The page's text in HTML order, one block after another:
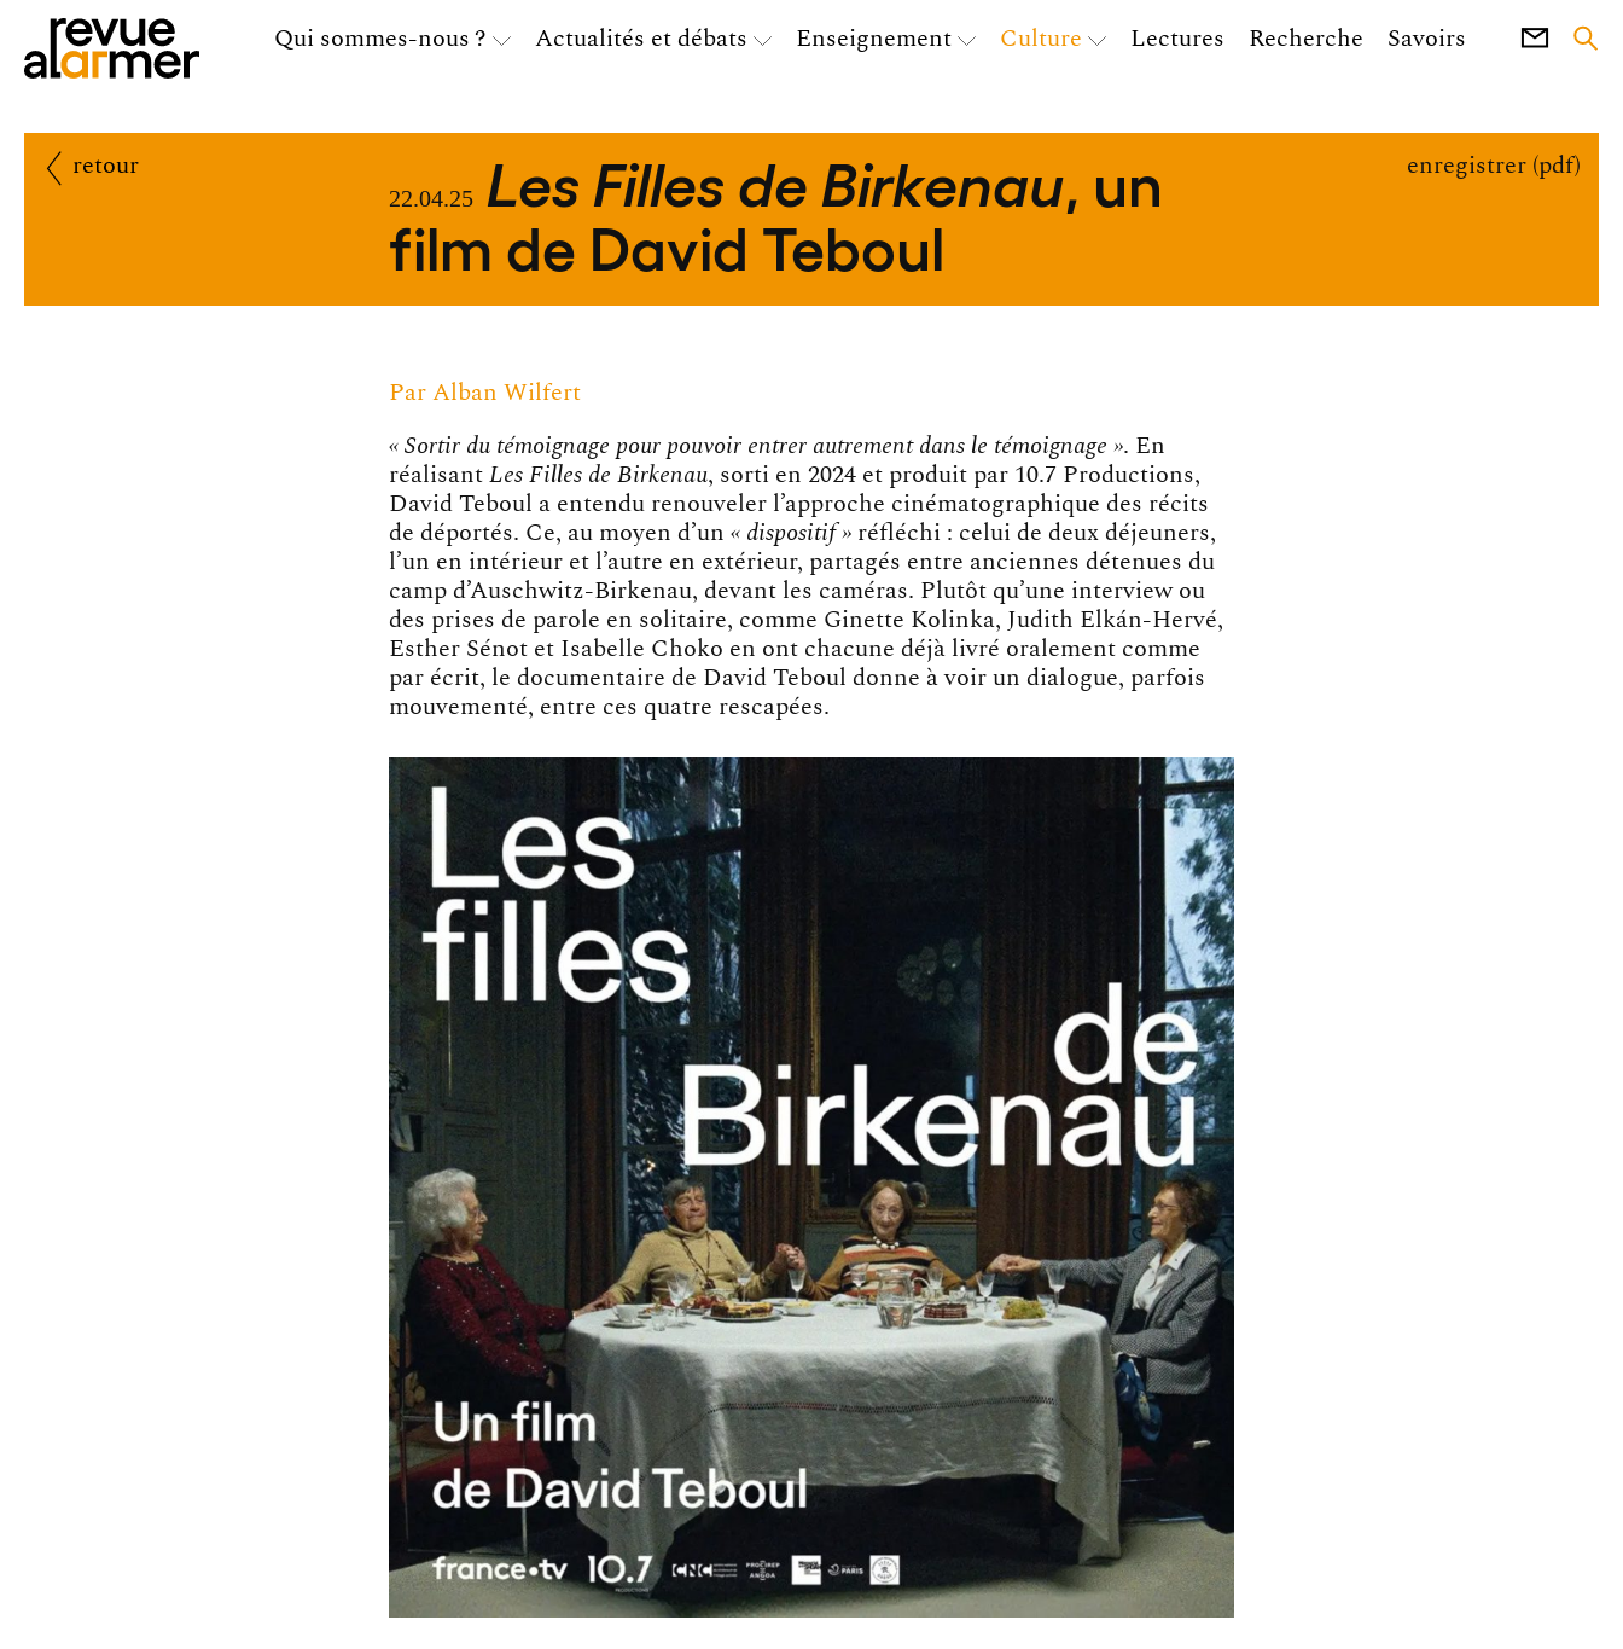
Qui sommes-nous ? Actualités et débats Enseignement Culture Lectures Recherche Savoirs
22.04.25 Les Filles de Birkenau, un
film de David Teboul
Par Alban Wilfert
« Sortir du témoignage pour pouvoir entrer autrement dans le témoignage ». En
réalisant Les Filles de Birkenau, sorti en 2024 et produit par 10.7 Productions,
David Teboul a entendu renouveler l’approche cinématographique des récits
de déportés. Ce, au moyen d’un « dispositif » réfléchi : celui de deux déjeuners,
l’un en intérieur et l’autre en extérieur, partagés entre anciennes détenues du
camp d’Auschwitz-Birkenau, devant les caméras. Plutôt qu’une interview ou
des prises de parole en solitaire, comme Ginette Kolinka, Judith Elkán-Hervé,
Esther Sénot et Isabelle Choko en ont chacune déjà livré oralement comme
par écrit, le documentaire de David Teboul donne à voir un dialogue, parfois
mouvementé, entre ces quatre rescapées.
retour enregistrer (pdf)